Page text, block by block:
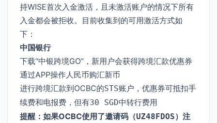
持WISE首次入金激活，且未激活账户的情况下所有
入金都会被拒收。目前收集到的可用激活方式如
下：
中国银行
下载“中银跨境GO”，新用户会获得跨境汇款优惠券
通过APP操作人民币购汇新币
进行跨境汇款到OCBC的STS账户 ，优惠券可抵扣手
续费和电报费，但有30 SGD中转行费用
提醒：如果OCBC使用了邀请码（UZ48FDOS）注